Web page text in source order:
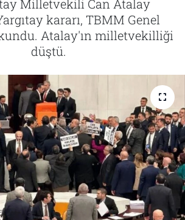
Milletvekili Can Atalay
kararı, TBMM Genel
Atalay'ın milletvekilliği
düştü.